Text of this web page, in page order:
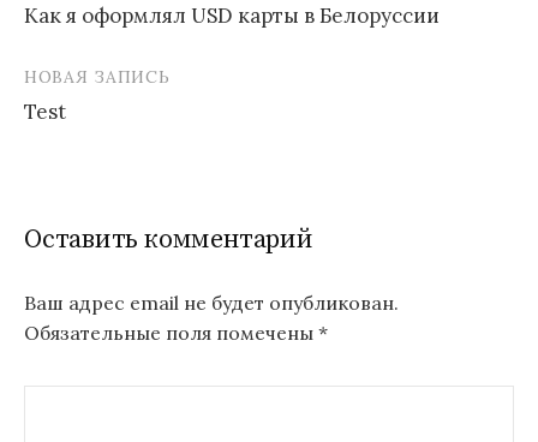
а
ц
и
я
Как я оформлял USD карты в Белоруссии
НОВАЯ ЗАПИСЬ
Test
Оставить комментарий
Ваш адрес email не будет опубликован.
Обязательные поля помечены *